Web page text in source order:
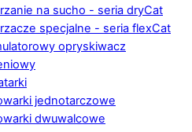
na sucho - seria dryCat
specjalne - seria flexCat
opryskiwacz
jednotarczowe
dwuwalcowe